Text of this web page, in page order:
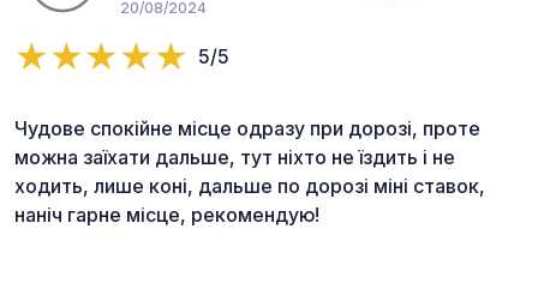
20/08/2024
5/5
Чудове спокійне місце одразу при дорозі, проте
можна заїхати дальше, тут ніхто не їздить і не
ходить, лише коні, дальше по дорозі міні ставок,
наніч гарне місце, рекомендую!